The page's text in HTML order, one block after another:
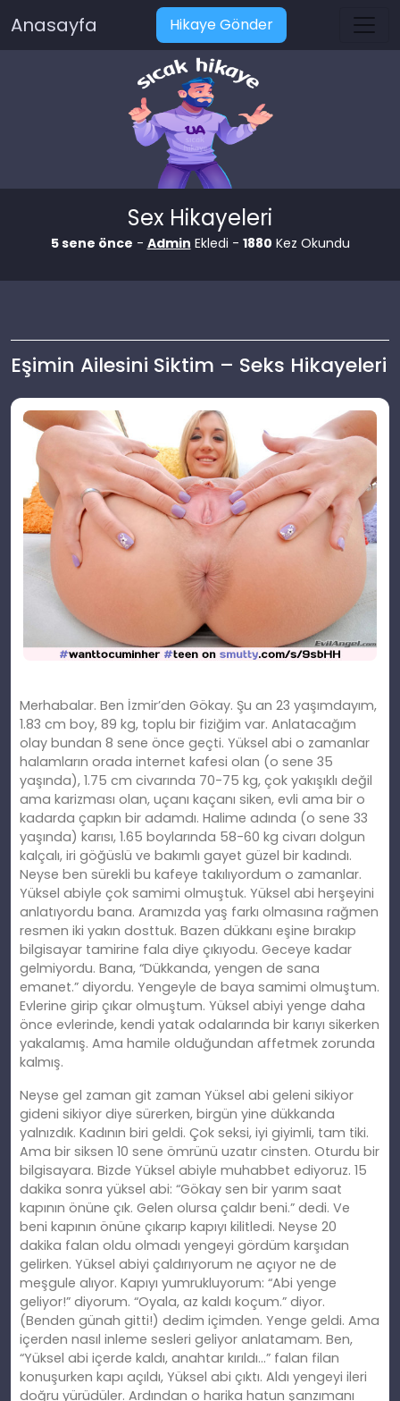
Anasayfa Hikaye Gönder
Sex Hikayeleri
5 sene önce - Admin Ekledi - 1880 Kez Okundu
Eşimin Ailesini Siktim – Seks Hikayeleri
Merhabalar. Ben İzmir’den Gökay. Şu an 23 yaşımdayım,
1.83 cm boy, 89 kg, toplu bir fiziğim var. Anlatacağım
olay bundan 8 sene önce geçti. Yüksel abi o zamanlar
halamların orada internet kafesi olan (o sene 35
yaşında), 1.75 cm civarında 70-75 kg, çok yakışıklı değil
ama karizması olan, uçanı kaçanı siken, evli ama bir o
kadarda çapkın bir adamdı. Halime adında (o sene 33
yaşında) karısı, 1.65 boylarında 58-60 kg civarı dolgun
kalçalı, iri göğüslü ve bakımlı gayet güzel bir kadındı.
Neyse ben sürekli bu kafeye takılıyordum o zamanlar.
Yüksel abiyle çok samimi olmuştuk. Yüksel abi herşeyini
anlatıyordu bana. Aramızda yaş farkı olmasına rağmen
resmen iki yakın dosttuk. Bazen dükkanı eşine bırakıp
bilgisayar tamirine fala diye çıkıyodu. Geceye kadar
gelmiyordu. Bana, “Dükkanda, yengen de sana
emanet.” diyordu. Yengeyle de baya samimi olmuştum.
Evlerine girip çıkar olmuştum. Yüksel abiyi yenge daha
önce evlerinde, kendi yatak odalarında bir karıyı sikerken
yakalamış. Ama hamile olduğundan affetmek zorunda
kalmış.
Neyse gel zaman git zaman Yüksel abi geleni sikiyor
gideni sikiyor diye sürerken, birgün yine dükkanda
yalnızdık. Kadının biri geldi. Çok seksi, iyi giyimli, tam tiki.
Ama bir siksen 10 sene ömrünü uzatır cinsten. Oturdu bir
bilgisayara. Bizde Yüksel abiyle muhabbet ediyoruz. 15
dakika sonra yüksel abi: “Gökay sen bir yarım saat
kapının önüne çık. Gelen olursa çaldır beni.” dedi. Ve
beni kapının önüne çıkarıp kapıyı kilitledi. Neyse 20
dakika falan oldu olmadı yengeyi gördüm karşıdan
gelirken. Yüksel abiyi çaldırıyorum ne açıyor ne de
meşgule alıyor. Kapıyı yumrukluyorum: “Abi yenge
geliyor!” diyorum. “Oyala, az kaldı koçum.” diyor.
(Benden günah gitti!) dedim içimden. Yenge geldi. Ama
içerden nasıl inleme sesleri geliyor anlatamam. Ben,
“Yüksel abi içerde kaldı, anahtar kırıldı…” falan filan
konuşurken kapı açıldı, Yüksel abi çıktı. Aldı yengeyi ileri
doğru yürüdüler. Ardından o harika hatun şanzımanı